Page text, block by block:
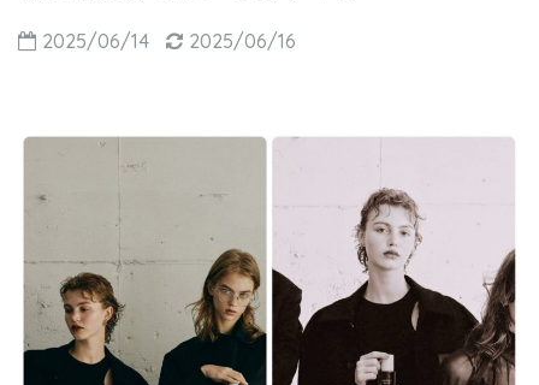
2025/06/14 2025/06/16